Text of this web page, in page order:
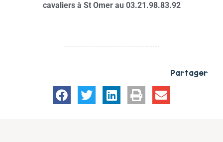
cavaliers à St Omer au 03.21.98.83.92
Partager